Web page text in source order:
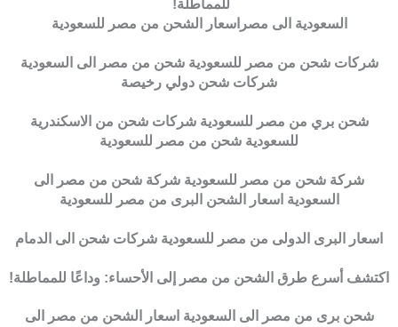
للمماطلة!
السعودية الى مصراسعار الشحن من مصر للسعودية
شركات شحن من مصر للسعودية شحن من مصر الى السعودية
شركات شحن دولي رخيصة
شحن بري من مصر للسعودية شركات شحن من الاسكندرية
للسعودية شحن من مصر للسعودية
شركة شحن من مصر للسعودية شركة شحن من مصر الى
السعودية اسعار الشحن البرى من مصر للسعودية
اسعار البرى الدولى من مصر للسعودية شركات شحن الى الدمام
اكتشف أسرع طرق الشحن من مصر إلى الأحساء: وداعًا للمماطلة!
شحن برى من مصر الى السعودية اسعار الشحن من مصر الى